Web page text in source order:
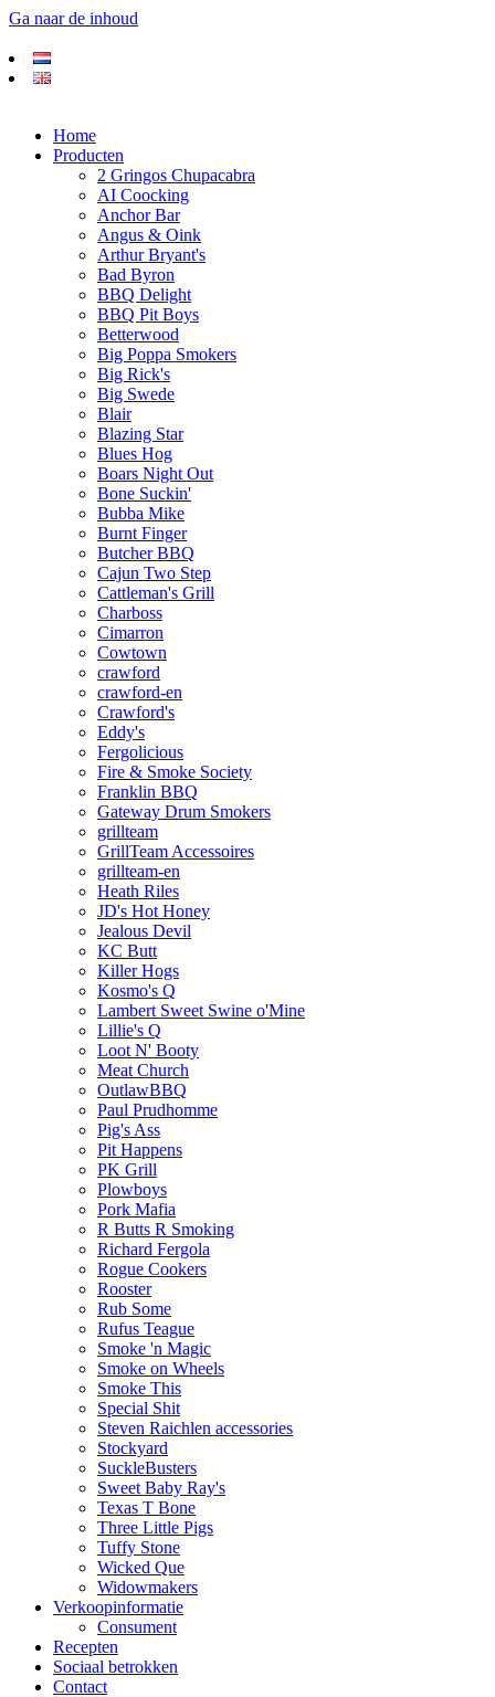
Ga naar de inhoud
Home
Producten
2 Gringos Chupacabra
AI Coocking
Anchor Bar
Angus & Oink
Arthur Bryant's
Bad Byron
BBQ Delight
BBQ Pit Boys
Betterwood
Big Poppa Smokers
Big Rick's
Big Swede
Blair
Blazing Star
Blues Hog
Boars Night Out
Bone Suckin'
Bubba Mike
Burnt Finger
Butcher BBQ
Cajun Two Step
Cattleman's Grill
Charboss
Cimarron
Cowtown
crawford
crawford-en
Crawford's
Eddy's
Fergolicious
Fire & Smoke Society
Franklin BBQ
Gateway Drum Smokers
grillteam
GrillTeam Accessoires
grillteam-en
Heath Riles
JD's Hot Honey
Jealous Devil
KC Butt
Killer Hogs
Kosmo's Q
Lambert Sweet Swine o'Mine
Lillie's Q
Loot N' Booty
Meat Church
OutlawBBQ
Paul Prudhomme
Pig's Ass
Pit Happens
PK Grill
Plowboys
Pork Mafia
R Butts R Smoking
Richard Fergola
Rogue Cookers
Rooster
Rub Some
Rufus Teague
Smoke 'n Magic
Smoke on Wheels
Smoke This
Special Shit
Steven Raichlen accessories
Stockyard
SuckleBusters
Sweet Baby Ray's
Texas T Bone
Three Little Pigs
Tuffy Stone
Wicked Que
Widowmakers
Verkoopinformatie
Consument
Recepten
Sociaal betrokken
Contact